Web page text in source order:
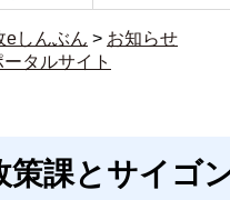
eしんぶん > お知らせ
タルサイト
策課とサイゴ